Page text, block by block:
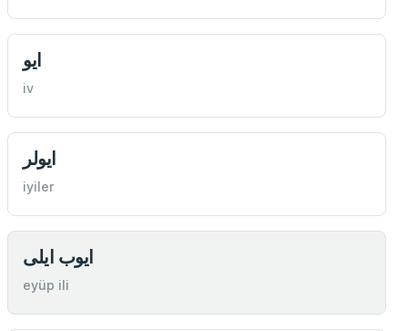
ايو
iv
ايولر
iyiler
ايوب ايلی
eyüp ili